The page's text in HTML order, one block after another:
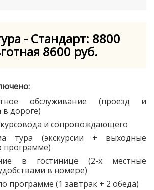
- Стандарт: 8800
8600 руб.
обслуживание (проезд и
в дороге)
и сопровождающего
тура (экскурсии + выходные
программе)
в гостинице (2-х местные
в номере)
программе (1 завтрак + 2 обеда)